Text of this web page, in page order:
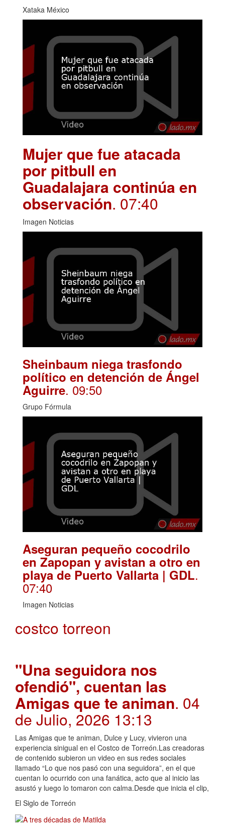
Xataka México
Mujer que fue atacada
por pitbull en
Guadalajara continúa en
observación. 07:40
Imagen Noticias
Sheinbaum niega trasfondo
político en detención de Ángel
Aguirre. 09:50
Grupo Fórmula
Aseguran pequeño cocodrilo
en Zapopan y avistan a otro en
playa de Puerto Vallarta | GDL.
07:40
Imagen Noticias
costco torreon
"Una seguidora nos
ofendió", cuentan las
Amigas que te animan. 04
de Julio, 2026 13:13
Las Amigas que te animan, Dulce y Lucy, vivieron una
experiencia sinigual en el Costco de Torreón.Las creadoras
de contenido subieron un video en sus redes sociales
llamado “Lo que nos pasó con una seguidora”, en el que
cuentan lo ocurrido con una fanática, acto que al inicio las
asustó y luego lo tomaron con calma.Desde que inicia el clip,
El Siglo de Torreón